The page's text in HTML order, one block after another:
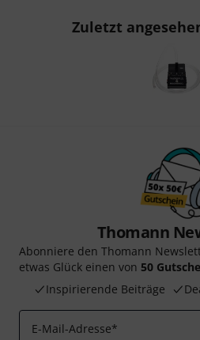
Zuletzt
Thomann
Abonniere den Thomann
etwas Glück einen von 50
Inspirierende Beiträge
E-Mail-Adresse*